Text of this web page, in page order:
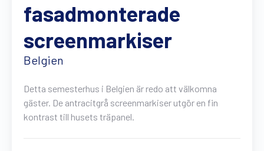
Hitta en återförsäljare Begär en offert
Gratis broschyr
fasadmonterade
screenmarkiser
Belgien
Detta semesterhus i Belgien är redo att välkomna
gäster. De antracitgrå screenmarkiser utgör en fin
kontrast till husets träpanel.